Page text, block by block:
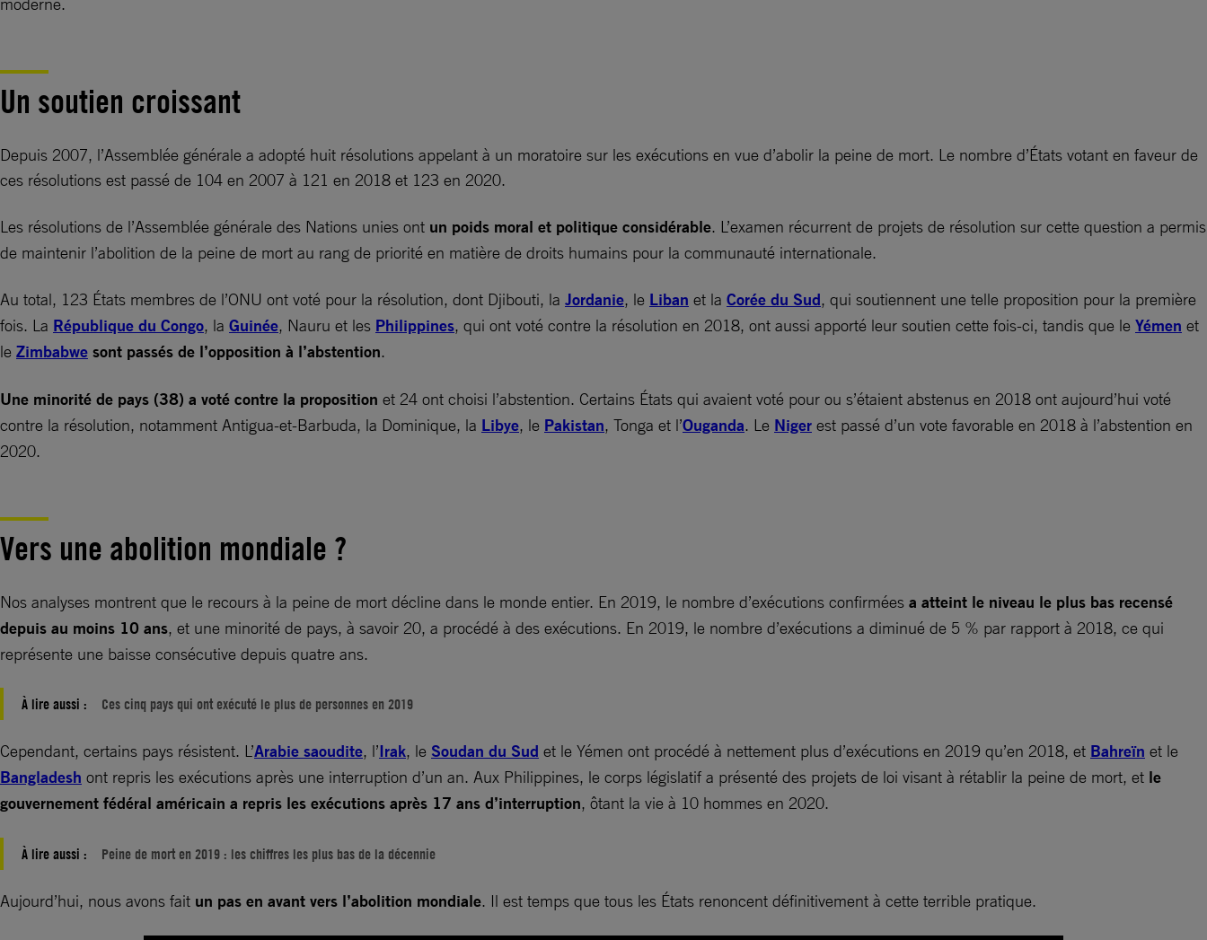
Un soutien croissant
Depuis 2007, l’Assemblée générale a adopté huit résolutions appelant à un moratoire sur les exécutions en vue d’abolir la peine de mort. Le nombre d’États votant en faveur de
ces résolutions est passé de 104 en 2007 à 121 en 2018 et 123 en 2020.
Les résolutions de l’Assemblée générale des Nations unies ont un poids moral et politique considérable. L’examen récurrent de projets de résolution sur cette question a permis
de maintenir l’abolition de la peine de mort au rang de priorité en matière de droits humains pour la communauté internationale.
Au total, 123 États membres de l’ONU ont voté pour la résolution, dont Djibouti, la Jordanie, le Liban et la Corée du Sud, qui soutiennent une telle proposition pour la première
fois. La République du Congo, la Guinée, Nauru et les Philippines, qui ont voté contre la résolution en 2018, ont aussi apporté leur soutien cette fois-ci, tandis que le Yémen et
le Zimbabwe sont passés de l’opposition à l’abstention.
Une minorité de pays (38) a voté contre la proposition et 24 ont choisi l’abstention. Certains États qui avaient voté pour ou s’étaient abstenus en 2018 ont aujourd’hui voté
contre la résolution, notamment Antigua-et-Barbuda, la Dominique, la Libye, le Pakistan, Tonga et l’Ouganda. Le Niger est passé d’un vote favorable en 2018 à l’abstention en
2020.
Vers une abolition mondiale ?
Nos analyses montrent que le recours à la peine de mort décline dans le monde entier. En 2019, le nombre d’exécutions confirmées a atteint le niveau le plus bas recensé
depuis au moins 10 ans, et une minorité de pays, à savoir 20, a procédé à des exécutions. En 2019, le nombre d’exécutions a diminué de 5 % par rapport à 2018, ce qui
représente une baisse consécutive depuis quatre ans.
À lire aussi : Ces cinq pays qui ont exécuté le plus de personnes en 2019
Cependant, certains pays résistent. L’Arabie saoudite, l’Irak, le Soudan du Sud et le Yémen ont procédé à nettement plus d’exécutions en 2019 qu’en 2018, et Bahreïn et le
Bangladesh ont repris les exécutions après une interruption d’un an. Aux Philippines, le corps législatif a présenté des projets de loi visant à rétablir la peine de mort, et le
gouvernement fédéral américain a repris les exécutions après 17 ans d’interruption, ôtant la vie à 10 hommes en 2020.
À lire aussi : Peine de mort en 2019 : les chiffres les plus bas de la décennie
Aujourd’hui, nous avons fait un pas en avant vers l’abolition mondiale. Il est temps que tous les États renoncent définitivement à cette terrible pratique.